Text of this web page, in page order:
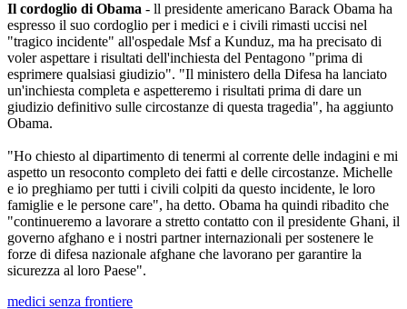
Il cordoglio di Obama - ll presidente americano Barack Obama ha
espresso il suo cordoglio per i medici e i civili rimasti uccisi nel
"tragico incidente" all'ospedale Msf a Kunduz, ma ha precisato di
voler aspettare i risultati dell'inchiesta del Pentagono "prima di
esprimere qualsiasi giudizio". "Il ministero della Difesa ha lanciato
un'inchiesta completa e aspetteremo i risultati prima di dare un
giudizio definitivo sulle circostanze di questa tragedia", ha aggiunto
Obama.
"Ho chiesto al dipartimento di tenermi al corrente delle indagini e mi
aspetto un resoconto completo dei fatti e delle circostanze. Michelle
e io preghiamo per tutti i civili colpiti da questo incidente, le loro
famiglie e le persone care", ha detto. Obama ha quindi ribadito che
"continueremo a lavorare a stretto contatto con il presidente Ghani, il
governo afghano e i nostri partner internazionali per sostenere le
forze di difesa nazionale afghane che lavorano per garantire la
sicurezza al loro Paese".
medici senza frontiere